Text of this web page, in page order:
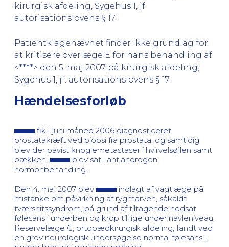
kirurgisk afdeling, Sygehus 1, jf.
autorisationslovens § 17.
Patientklagenævnet finder ikke grundlag for
at kritisere overlæge E for hans behandling af
<****> den 5. maj 2007 på kirurgisk afdeling,
Sygehus 1, jf. autorisationslovens § 17.
Hændelsesforløb
fik i juni måned 2006 diagnosticeret
prostatakræft ved biopsi fra prostata, og samtidig
blev der påvist knoglemetastaser i hvirvelsøjlen samt
bækken.
blev sat i antiandrogen
hormonbehandling.
Den 4. maj 2007 blev
indlagt af vagtlæge på
mistanke om påvirkning af rygmarven, såkaldt
tværsnitssyndrom, på grund af tiltagende nedsat
følesans i underben og krop til lige under navleniveau.
Reservelæge C, ortopædkirurgisk afdeling, fandt ved
en grov neurologisk undersøgelse normal følesans i